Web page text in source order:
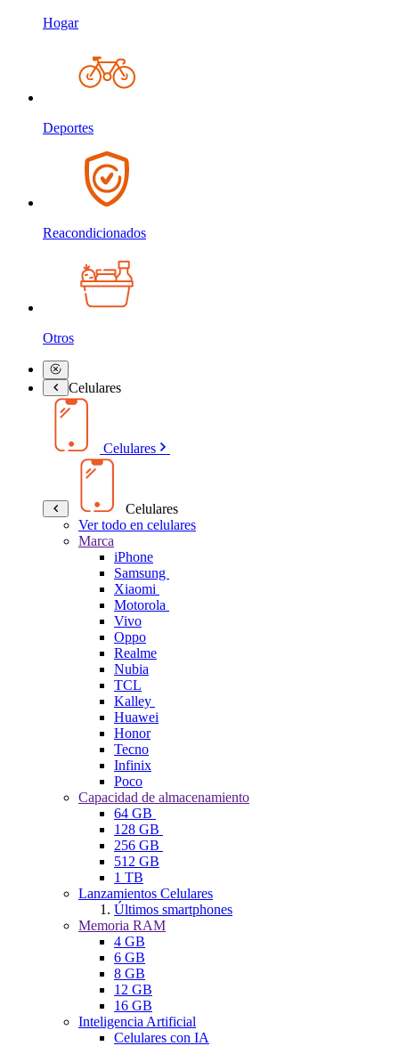
Hogar
Deportes
Reacondicionados
Otros
Celulares
Celulares
Celulares
Ver todo en celulares
Marca
iPhone
Samsung
Xiaomi
Motorola
Vivo
Oppo
Realme
Nubia
TCL
Kalley
Huawei
Honor
Tecno
Infinix
Poco
Capacidad de almacenamiento
64 GB
128 GB
256 GB
512 GB
1 TB
Lanzamientos Celulares
Últimos smartphones
Memoria RAM
4 GB
6 GB
8 GB
12 GB
16 GB
Inteligencia Artificial
Celulares con IA